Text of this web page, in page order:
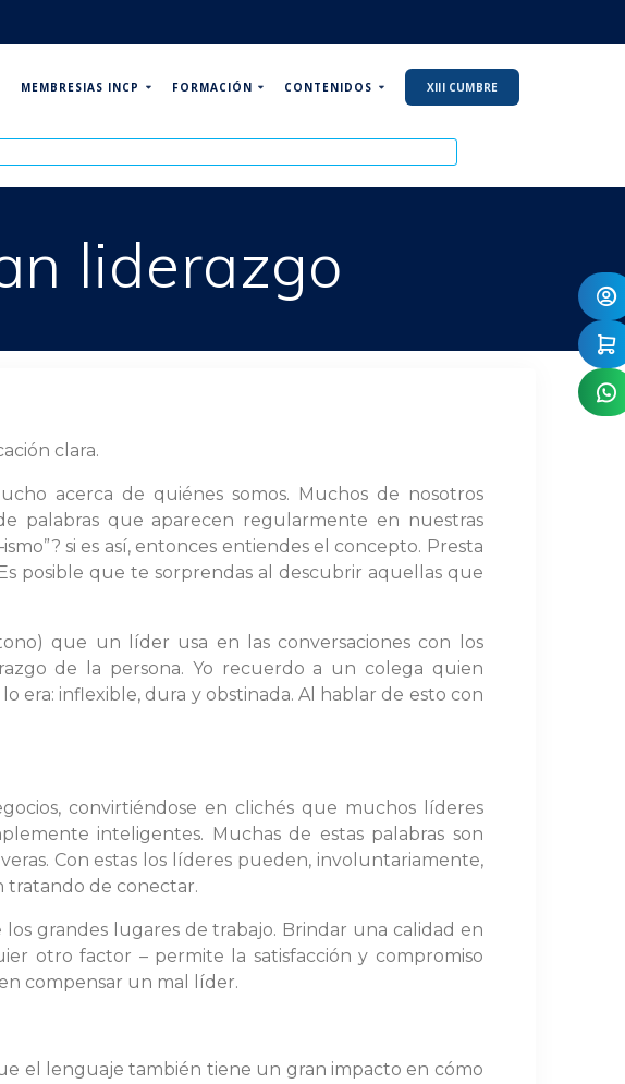
MEMBRESIAS INCP FORMACIÓN CONTENIDOS XIII CUMBRE
liderazgo
clara.
acerca de quiénes somos. Muchos de nosotros
palabras que aparecen regularmente en nuestras
si es así, entonces entiendes el concepto. Presta
posible que te sorprendas al descubrir aquellas que
que un líder usa en las conversaciones con los
de la persona. Yo recuerdo a un colega quien
era: inflexible, dura y obstinada. Al hablar de esto con
convirtiéndose en clichés que muchos líderes
inteligentes. Muchas de estas palabras son
Con estas los líderes pueden, involuntariamente,
tratando de conectar.
grandes lugares de trabajo. Brindar una calidad en
otro factor – permite la satisfacción y compromiso
compensar un mal líder.
el lenguaje también tiene un gran impacto en cómo